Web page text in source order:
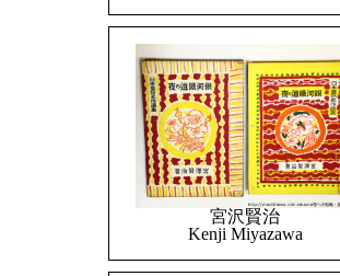
宮沢賢治
Kenji Miyazawa